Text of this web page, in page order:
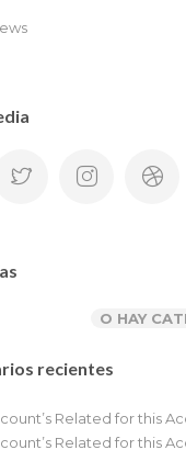
O HAY
recientes
Related for this
Related for this